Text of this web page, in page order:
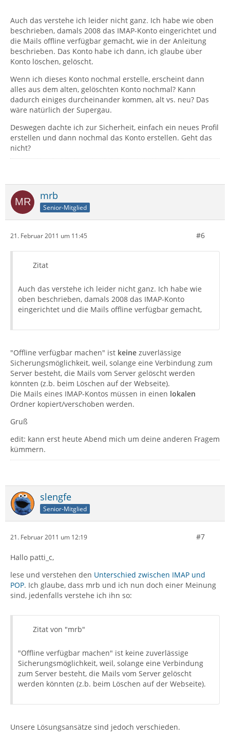
Auch das verstehe ich leider nicht ganz. Ich habe wie oben
beschrieben, damals 2008 das IMAP-Konto eingerichtet und
die Mails offline verfügbar gemacht, wie in der Anleitung
beschrieben. Das Konto habe ich dann, ich glaube über
Konto löschen, gelöscht.
Wenn ich dieses Konto nochmal erstelle, erscheint dann
alles aus dem alten, gelöschten Konto nochmal? Kann
dadurch einiges durcheinander kommen, alt vs. neu? Das
wäre natürlich der Supergau.
Deswegen dachte ich zur Sicherheit, einfach ein neues Profil
erstellen und dann nochmal das Konto erstellen. Geht das
nicht?
mrb
Senior-Mitglied
21. Februar 2011 um 11:45 #6
Zitat
Auch das verstehe ich leider nicht ganz. Ich habe wie
oben beschrieben, damals 2008 das IMAP-Konto
eingerichtet und die Mails offline verfügbar gemacht,
"Offline verfügbar machen" ist keine zuverlässige
Sicherungsmöglichkeit, weil, solange eine Verbindung zum
Server besteht, die Mails vom Server gelöscht werden
könnten (z.b. beim Löschen auf der Webseite).
Die Mails eines IMAP-Kontos müssen in einen lokalen
Ordner kopiert/verschoben werden.
Gruß
edit: kann erst heute Abend mich um deine anderen Fragem
kümmern.
slengfe
Senior-Mitglied
21. Februar 2011 um 12:19 #7
Hallo patti_c,
lese und verstehen den Unterschied zwischen IMAP und
POP. Ich glaube, dass mrb und ich nun doch einer Meinung
sind, jedenfalls verstehe ich ihn so:
Zitat von "mrb"
"Offline verfügbar machen" ist keine zuverlässige
Sicherungsmöglichkeit, weil, solange eine Verbindung
zum Server besteht, die Mails vom Server gelöscht
werden könnten (z.b. beim Löschen auf der Webseite).
Unsere Lösungsansätze sind jedoch verschieden.